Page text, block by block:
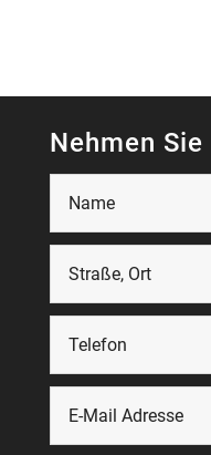
Nehmen